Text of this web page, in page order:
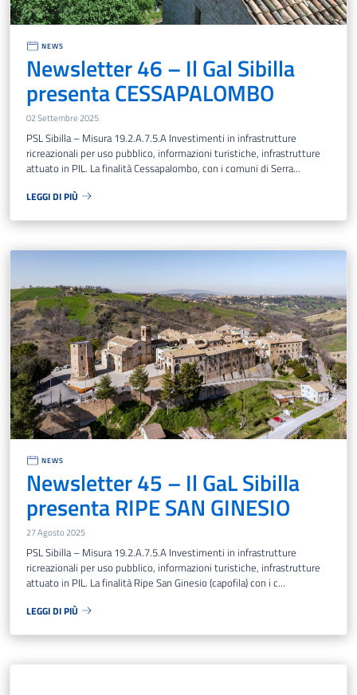
NEWS
Newsletter 46 – Il Gal Sibilla
presenta CESSAPALOMBO
02 Settembre 2025
PSL Sibilla – Misura 19.2.A.7.5.A Investimenti in infrastrutture
ricreazionali per uso pubblico, informazioni turistiche, infrastrutture
attuato in PIL. La finalità Cessapalombo, con i comuni di Serra...
LEGGI DI PIÙ
NEWS
Newsletter 45 – Il GaL Sibilla
presenta RIPE SAN GINESIO
27 Agosto 2025
PSL Sibilla – Misura 19.2.A.7.5.A Investimenti in infrastrutture
ricreazionali per uso pubblico, informazioni turistiche, infrastrutture
attuato in PIL. La finalità Ripe San Ginesio (capofila) con i c...
LEGGI DI PIÙ